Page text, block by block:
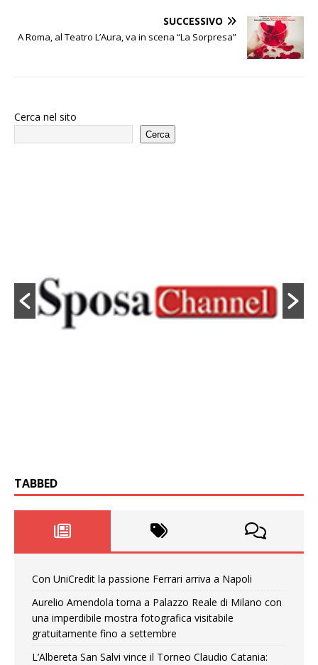
SUCCESSIVO
A Roma, al Teatro L’Aura, va in scena “La Sorpresa”
Cerca nel sito
Cerca
TABBED
Con UniCredit la passione Ferrari arriva a Napoli
Aurelio Amendola torna a Palazzo Reale di Milano con
una imperdibile mostra fotografica visitabile
gratuitamente fino a settembre
L’Albereta San Salvi vince il Torneo Claudio Catania: